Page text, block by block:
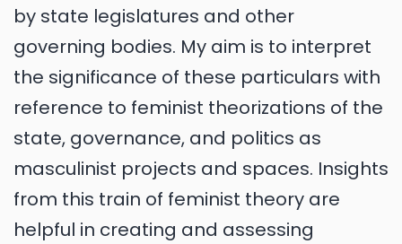
by state legislatures and other
governing bodies. My aim is to interpret
the significance of these particulars with
reference to feminist theorizations of the
state, governance, and politics as
masculinist projects and spaces. Insights
from this train of feminist theory are
helpful in creating and assessing